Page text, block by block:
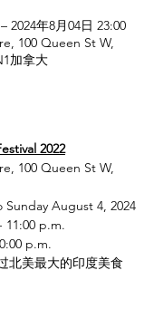
2024年8月04日 23:00
100 Queen St W,
加拿大
2022
100 Queen St W,
August 4, 2024
11:00 p.m.
p.m.
北美最大的印度美食